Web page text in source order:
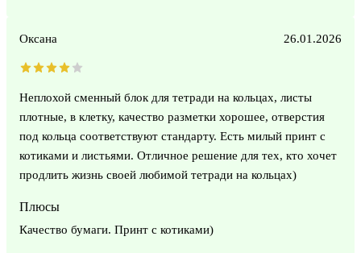
Оксана 26.01.2026
Неплохой сменный блок для тетради на кольцах, листы
плотные, в клетку, качество разметки хорошее, отверстия
под кольца соответствуют стандарту. Есть милый принт с
котиками и листьями. Отличное решение для тех, кто хочет
продлить жизнь своей любимой тетради на кольцах)
Плюсы
Качество бумаги. Принт с котиками)